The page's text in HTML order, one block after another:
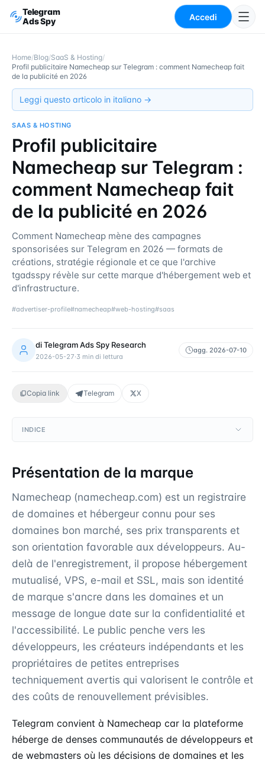
Telegram
Ads Spy
Accedi
Home/Blog/SaaS & Hosting/
Profil publicitaire Namecheap sur Telegram : comment Namecheap fait
de la publicité en 2026
Leggi questo articolo in italiano →
SAAS & HOSTING
Profil publicitaire
Namecheap sur Telegram :
comment Namecheap fait
de la publicité en 2026
Comment Namecheap mène des campagnes
sponsorisées sur Telegram en 2026 — formats de
créations, stratégie régionale et ce que l'archive
tgadsspy révèle sur cette marque d'hébergement web et
d'infrastructure.
#advertiser-profile#namecheap#web-hosting#saas
diTelegram Ads Spy Research
2026-05-27·3 min di lettura
agg. 2026-07-10
Copia link Telegram X
INDICE
Présentation de la marque
Namecheap (namecheap.com) est un registraire
de domaines et hébergeur connu pour ses
domaines bon marché, ses prix transparents et
son orientation favorable aux développeurs. Au-
delà de l'enregistrement, il propose hébergement
mutualisé, VPS, e-mail et SSL, mais son identité
de marque s'ancre dans les domaines et un
message de longue date sur la confidentialité et
l'accessibilité. Le public penche vers les
développeurs, les créateurs indépendants et les
propriétaires de petites entreprises
techniquement avertis qui valorisent le contrôle et
des coûts de renouvellement prévisibles.
Telegram convient à Namecheap car la plateforme
héberge de denses communautés de développeurs et
de webmasters où les décisions de domaines et les